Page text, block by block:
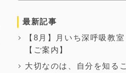
最新記事
【8月】月いち深呼吸教室
【ご案内】
大切なのは、自分を知るこ